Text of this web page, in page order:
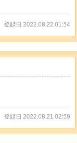
登録日 2022.08.22 01:54
登録日 2022.08.21 02:59